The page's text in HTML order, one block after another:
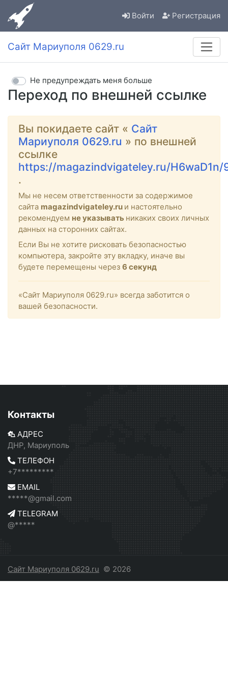
Войти Регистрация
Сайт Мариуполя 0629.ru
Переход по внешней ссылке
Не предупреждать меня больше
Вы покидаете сайт « Сайт
Мариуполя 0629.ru » по внешней
ссылке
https://magazindvigateley.ru/H6waD1n/
.
Мы не несем ответственности за содержимое
сайта magazindvigateley.ru и настоятельно
рекомендуем не указывать никаких своих личных
данных на сторонних сайтах.
Если Вы не хотите рисковать безопасностью
компьютера, закройте эту вкладку, иначе вы
будете перемещены через 6 секунд
«Сайт Мариуполя 0629.ru» всегда заботится о
вашей безопасности.
Контакты
АДРЕС
ДНР, Мариуполь
ТЕЛЕФОН
+7*********
EMAIL
*****@gmail.com
TELEGRAM
@*****
Сайт Мариуполя 0629.ru © 2026